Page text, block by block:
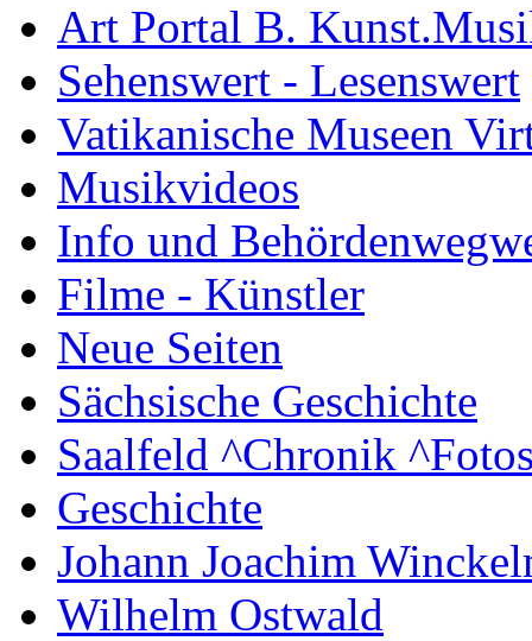
Art Portal B.
Sehenswert - Lesenswert
Vatikanische Museen
Musikvideos
Info und
Filme - Künstler
Neue Seiten
Sächsische Geschichte
Saalfeld ^Chronik
Geschichte
Johann Joachim
Wilhelm Ostwald